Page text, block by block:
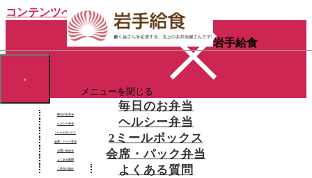
コンテンツへスキップ
岩手給食
毎日のお弁当
ヘルシー弁当
2ミールボックス
会席・パック弁当
お問い合わせ
よくある質問
ご注文の流れ
メニューを閉じる
毎日のお弁当
ヘルシー弁当
2ミールボックス
会席・パック弁当
よくある質問